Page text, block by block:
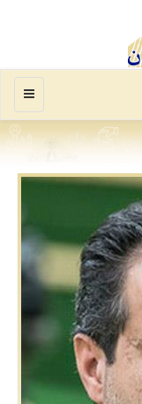
منو